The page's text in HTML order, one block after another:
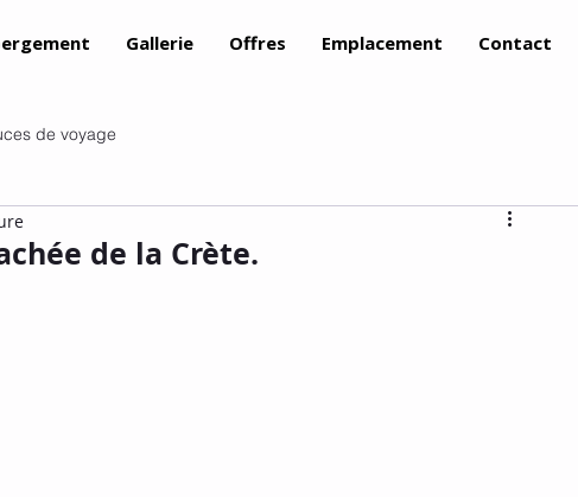
Gallerie Offres Emplacement Contact
de voyage
de la Crète.